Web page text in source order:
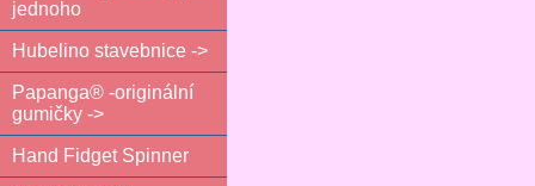
jednoho
Hubelino stavebnice ->
Papanga® -originální
gumičky ->
Hand Fidget Spinner